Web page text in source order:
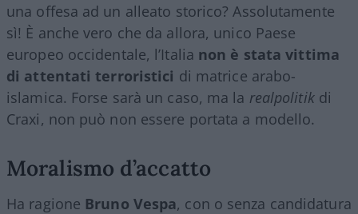
una offesa ad un alleato storico? Assolutamente
sì! È anche vero che da allora, unico Paese
europeo occidentale, l’Italia non è stata vittima
di attentati terroristici di matrice arabo-
islamica. Forse sarà un caso, ma la realpolitikdi
Craxi, non può non essere portata a modello.
Moralismo d’accatto
Ha ragione Bruno Vespa, con o senza candidatura